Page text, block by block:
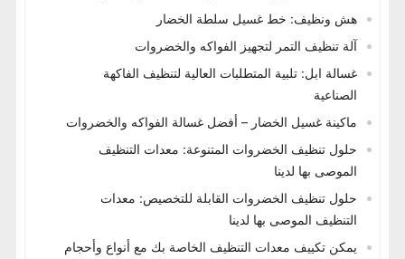
هش ونظيف: خط غسيل سلطة الخضار
آلة تنظيف التمر لتجهيز الفواكه والخضروات
غسالة ابل: تلبية المتطلبات العالية لتنظيف الفاكهة
الصناعية
ماكينة غسيل الخضار – أفضل غسالة الفواكه والخضروات
حلول تنظيف الخضروات المتنوعة: معدات التنظيف
الموصى بها لدينا
حلول تنظيف الخضروات القابلة للتخصيص: معدات
التنظيف الموصى بها لدينا
يمكن تكييف معدات التنظيف الخاصة بك مع أنواع وأحجام